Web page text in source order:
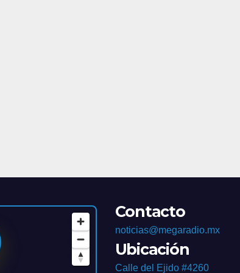
Contacto
noticias@megaradio.mx
Ubicación
Calle del Ejido #4260